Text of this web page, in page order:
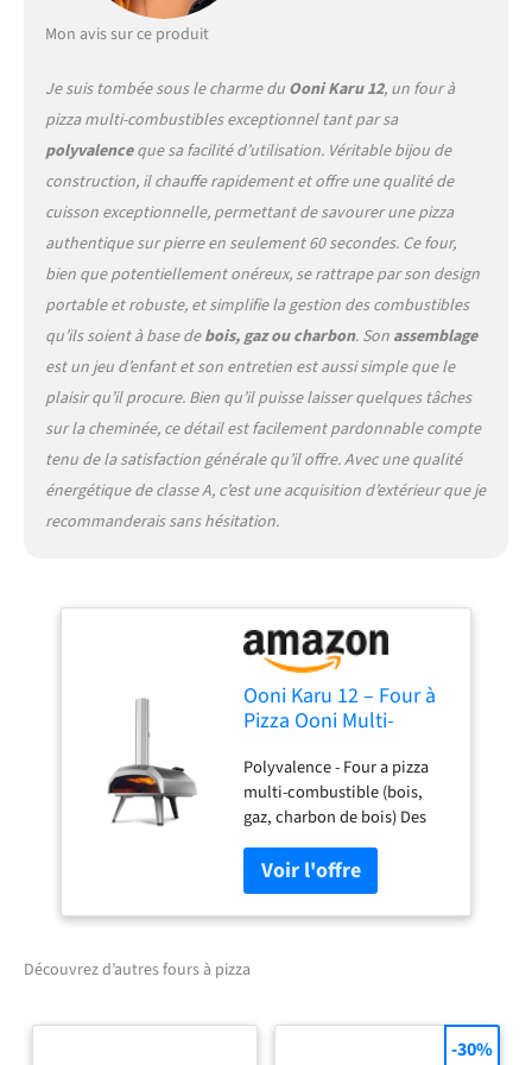
les grands espaces. Le four à
pizza Ooni,
l’incontournable pour des
pizzas parfaites ! Que vous
cherchiez un four à pizza
bois, un four à pizza gaz ou
un pizza oven, Ooni propose
des modèles performants et
polyvalents. Cuisinez pizzas,
steaks, pains et plus en 60
sec!
Mon avis sur ce produit
Je suis tombée sous le charme du Ooni Karu 12, un four à
pizza multi-combustibles exceptionnel tant par sa
polyvalenceque sa facilité d’utilisation. Véritable bijou de
construction, il chauffe rapidement et offre une qualité de
cuisson exceptionnelle, permettant de savourer une pizza
authentique sur pierre en seulement 60 secondes. Ce four,
bien que potentiellement onéreux, se rattrape par son design
portable et robuste, et simplifie la gestion des combustibles
qu’ils soient à base debois, gaz ou charbon. Son assemblage
est un jeu d’enfant et son entretien est aussi simple que le
plaisir qu’il procure. Bien qu’il puisse laisser quelques tâches
sur la cheminée, ce détail est facilement pardonnable compte
tenu de la satisfaction générale qu’il offre. Avec une qualité
énergétique de classe A, c’est une acquisition d’extérieur que je
recommanderais sans hésitation.
Ooni Karu 12 – Four à
Pizza Ooni Multi-
Bois/Charbon avec
Option Gaz – Four a
Pizza Gaz – Cuisson
sur Pierre en 60
Secondes –
Authentique Pizza
Polyvalence - Four a pizza
multi-combustible (bois,
gaz, charbon de bois) Des
pizzas rapidement -
Atteignant 500 °C en 20
minutes, le four Karu 12
permet de préparer faire
de 30 centimètres aux bases
Découvrez d’autres fours à pizza
-30%